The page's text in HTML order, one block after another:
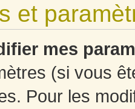
et
mes
(si vous
Pour les